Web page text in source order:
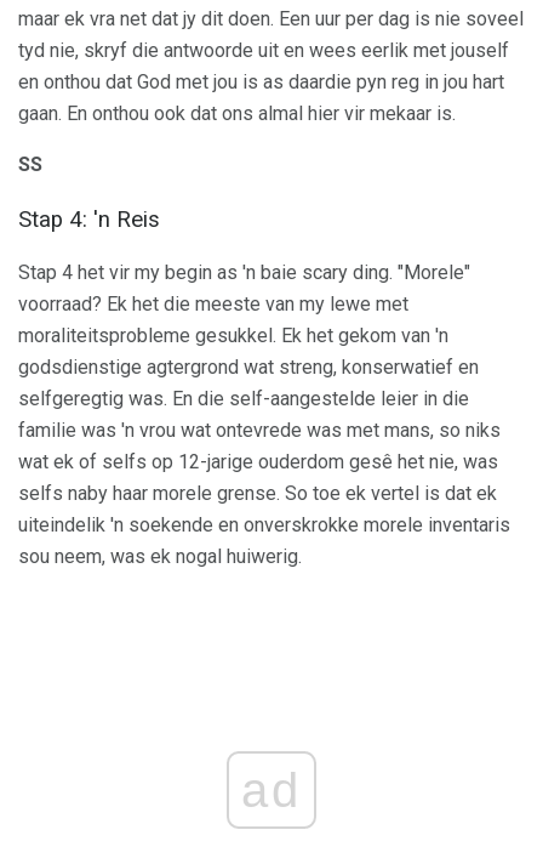
maar ek vra net dat jy dit doen. Een uur per dag is nie soveel
tyd nie, skryf die antwoorde uit en wees eerlik met jouself
en onthou dat God met jou is as daardie pyn reg in jou hart
gaan. En onthou ook dat ons almal hier vir mekaar is.
SS
Stap 4: 'n Reis
Stap 4 het vir my begin as 'n baie scary ding. "Morele"
voorraad? Ek het die meeste van my lewe met
moraliteitsprobleme gesukkel. Ek het gekom van 'n
godsdienstige agtergrond wat streng, konserwatief en
selfgeregtig was. En die self-aangestelde leier in die
familie was 'n vrou wat ontevrede was met mans, so niks
wat ek of selfs op 12-jarige ouderdom gesê het nie, was
selfs naby haar morele grense. So toe ek vertel is dat ek
uiteindelik 'n soekende en onverskrokke morele inventaris
sou neem, was ek nogal huiwerig.
ad